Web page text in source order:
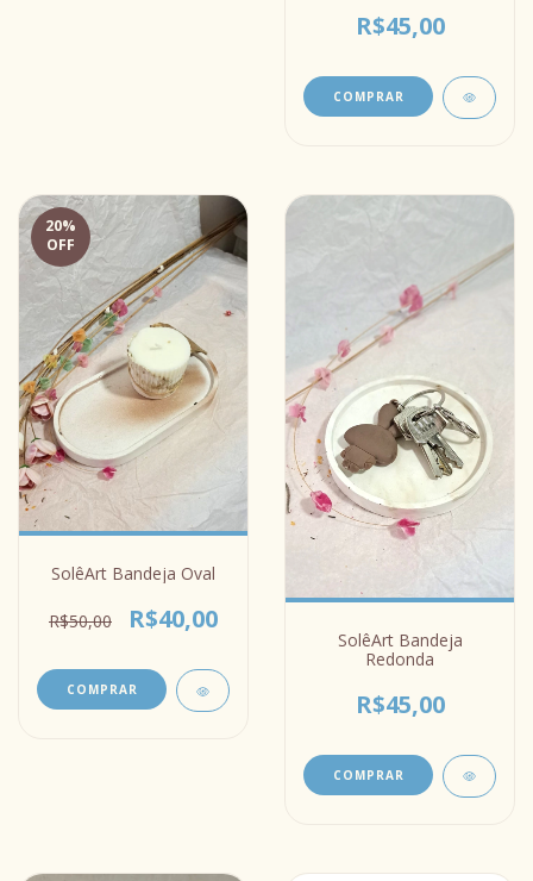
R$45,00
COMPRAR
20%
OFF
SolêArt Bandeja Oval
R$50,00 R$40,00
COMPRAR
SolêArt Bandeja
Redonda
R$45,00
COMPRAR